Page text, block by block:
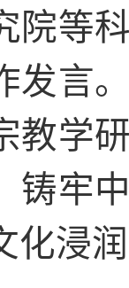
院等
发言
教学
铸牢
化浸